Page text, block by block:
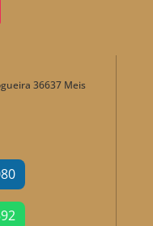
36637 Meis